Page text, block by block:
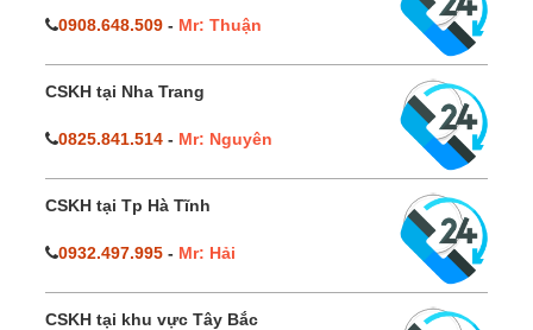
0908.648.509 - Mr: Thuận
CSKH tại Nha Trang
0825.841.514 - Mr: Nguyên
CSKH tại Tp Hà Tĩnh
0932.497.995 - Mr: Hải
CSKH tại khu vực Tây Bắc